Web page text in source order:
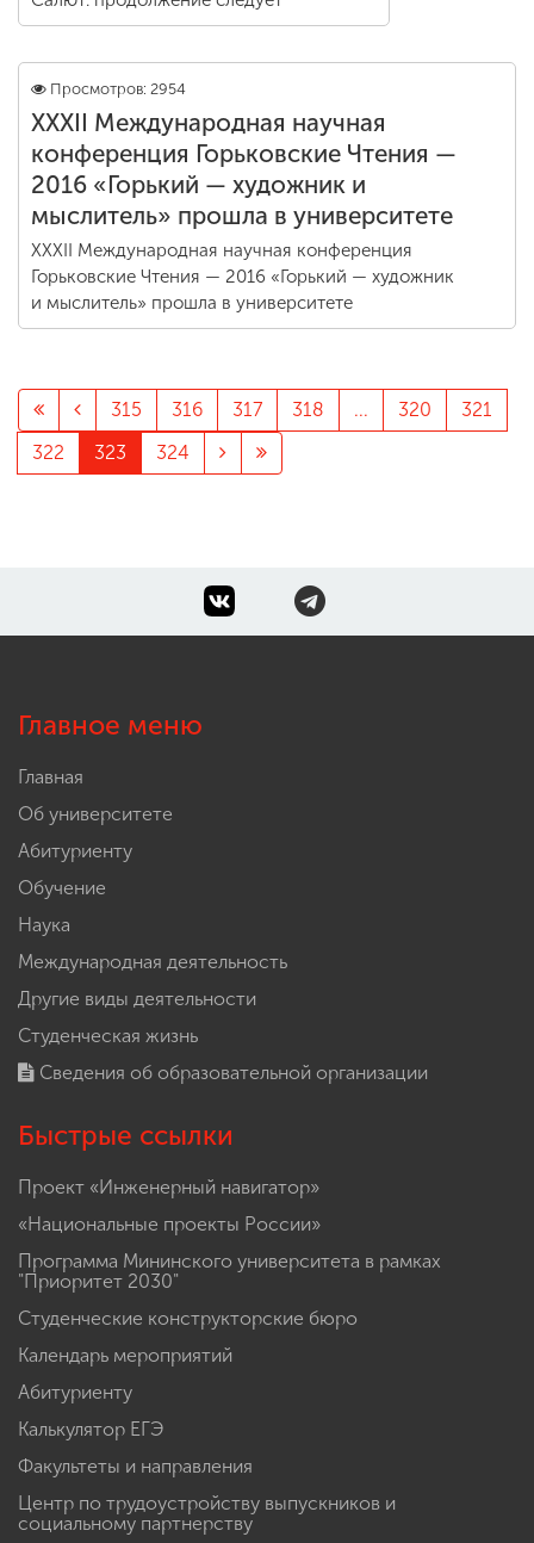
Просмотров: 2954
ХХХII Международная научная
конференция Горьковские Чтения —
2016 «Горький — художник и
мыслитель» прошла в университете
ХХХII Международная научная конференция
Горьковские Чтения — 2016 «Горький — художник
и мыслитель» прошла в университете
315 316 317 318 ... 320
321
322
323 324
Главное меню
Главная
Об университете
Абитуриенту
Обучение
Наука
Международная деятельность
Другие виды деятельности
Студенческая жизнь
Сведения об образовательной организации
Быстрые ссылки
Проект «Инженерный навигатор»
«Национальные проекты России»
Программа Мининского университета в рамках
"Приоритет 2030"
Студенческие конструкторские бюро
Календарь мероприятий
Абитуриенту
Калькулятор ЕГЭ
Факультеты и направления
Центр по трудоустройству выпускников и
социальному партнерству